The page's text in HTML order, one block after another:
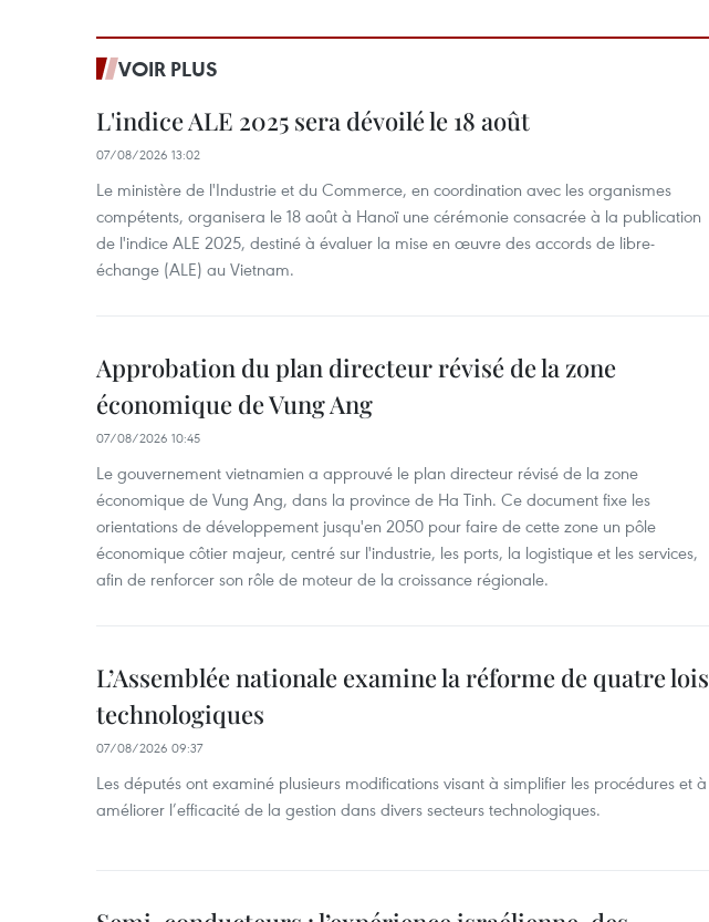
VOIR PLUS
L'indice ALE 2025 sera dévoilé le 18 août
07/08/2026 13:02
Le ministère de l'Industrie et du Commerce, en coordination avec les organismes
compétents, organisera le 18 août à Hanoï une cérémonie consacrée à la publication
de l'indice ALE 2025, destiné à évaluer la mise en œuvre des accords de libre-
échange (ALE) au Vietnam.
Approbation du plan directeur révisé de la zone
économique de Vung Ang
07/08/2026 10:45
Le gouvernement vietnamien a approuvé le plan directeur révisé de la zone
économique de Vung Ang, dans la province de Ha Tinh. Ce document fixe les
orientations de développement jusqu'en 2050 pour faire de cette zone un pôle
économique côtier majeur, centré sur l'industrie, les ports, la logistique et les services,
afin de renforcer son rôle de moteur de la croissance régionale.
L’Assemblée nationale examine la réforme de quatre lois
technologiques
07/08/2026 09:37
Les députés ont examiné plusieurs modifications visant à simplifier les procédures et à
améliorer l’efficacité de la gestion dans divers secteurs technologiques.